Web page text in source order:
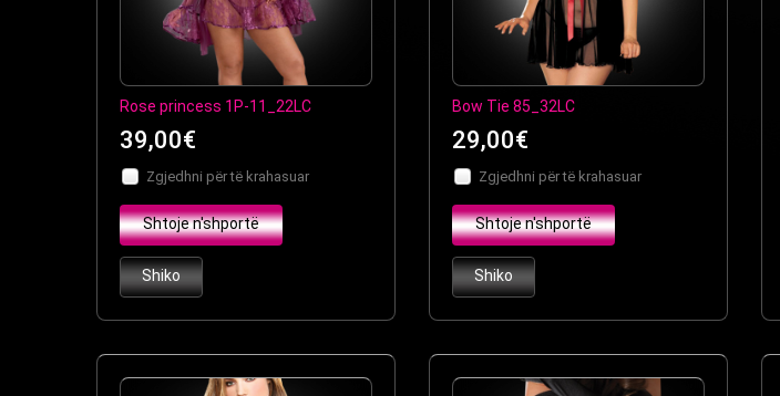
Rose princess 1P-11_22LC
39,00€
Zgjedhni për të krahasuar
Shtoje n'shportë
Shiko
Bow Tie 85_32LC
29,00€
Zgjedhni për të krahasuar
Shtoje n'shportë
Shiko